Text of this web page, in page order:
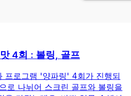
4회 : 볼링, 골프
프로그램 '양파링' 4회가 진행되
로 나뉘어 스크린 골프와 볼링을